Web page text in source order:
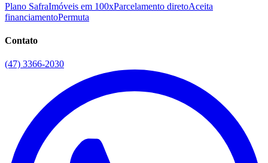
Plano SafraImóveis em 100xParcelamento diretoAceita
financiamentoPermuta
Contato
(47) 3366-2030